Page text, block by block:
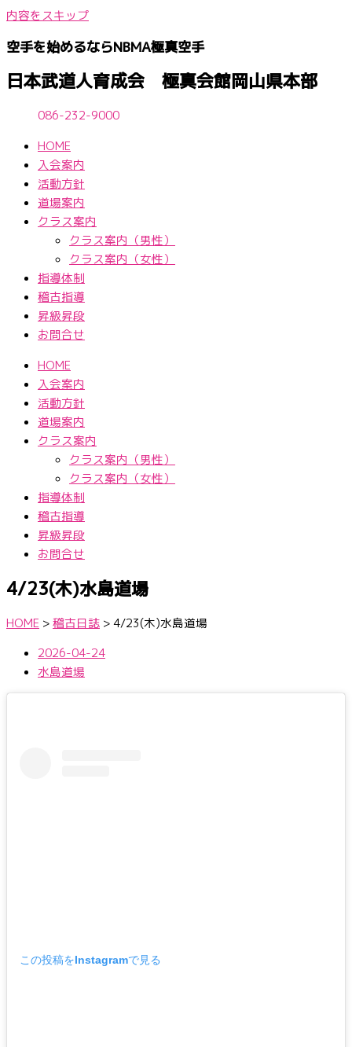
内容をスキップ
空手を始めるならNBМA極真空手
日本武道人育成会 極真会館岡山県本部
086-232-9000
HOME
入会案内
活動方針
道場案内
クラス案内
クラス案内（男性）
クラス案内（女性）
指導体制
稽古指導
昇級昇段
お問合せ
HOME
入会案内
活動方針
道場案内
クラス案内
クラス案内（男性）
クラス案内（女性）
指導体制
稽古指導
昇級昇段
お問合せ
4/23(木)水島道場
HOME >稽古日誌 >4/23(木)水島道場
2026-04-24
水島道場
この投稿をInstagramで見る